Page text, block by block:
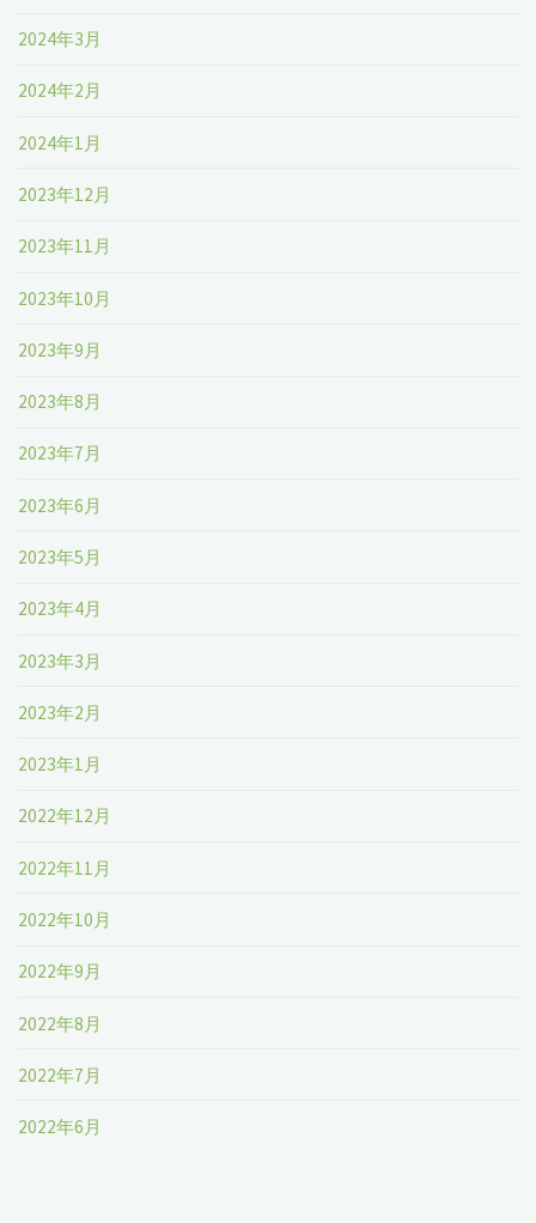
2024年3月
2024年2月
2024年1月
2023年12月
2023年11月
2023年10月
2023年9月
2023年8月
2023年7月
2023年6月
2023年5月
2023年4月
2023年3月
2023年2月
2023年1月
2022年12月
2022年11月
2022年10月
2022年9月
2022年8月
2022年7月
2022年6月